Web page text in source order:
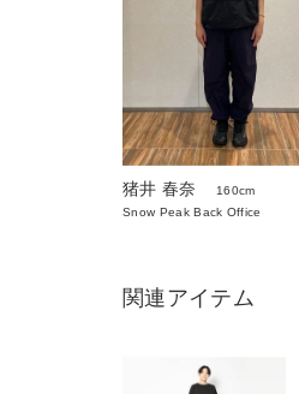
猪井 春奈
160cm
Snow Peak Back Office
関連アイテム